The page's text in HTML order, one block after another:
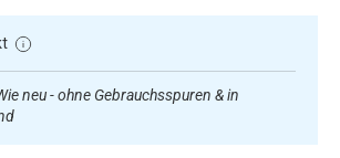
neu - ohne Gebrauchsspuren & in